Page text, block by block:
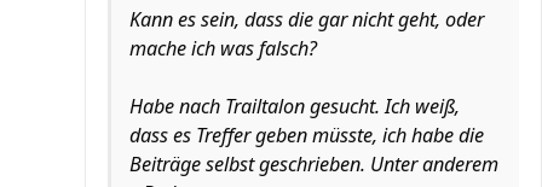
Kann es sein, dass die gar nicht geht, oder
mache ich was falsch?
Habe nach Trailtalon gesucht. Ich weiß,
dass es Treffer geben müsste, ich habe die
Beiträge selbst geschrieben. Unter anderem